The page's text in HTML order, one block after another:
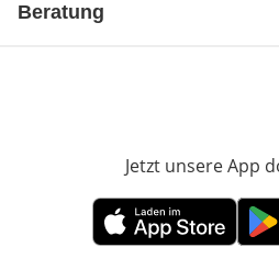
Beratung
Jetzt unsere App
Öffnet in neuem